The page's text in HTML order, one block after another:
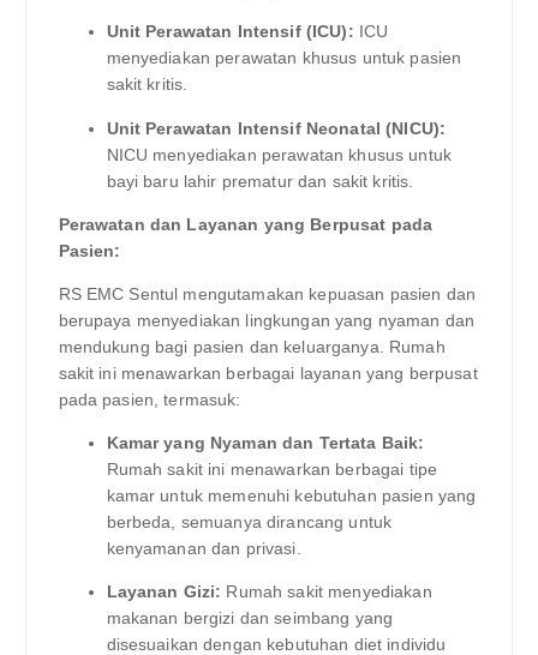
Unit Perawatan Intensif (ICU): ICU
menyediakan perawatan khusus untuk pasien
sakit kritis.
Unit Perawatan Intensif Neonatal (NICU):
NICU menyediakan perawatan khusus untuk
bayi baru lahir prematur dan sakit kritis.
Perawatan dan Layanan yang Berpusat pada
Pasien:
RS EMC Sentul mengutamakan kepuasan pasien dan
berupaya menyediakan lingkungan yang nyaman dan
mendukung bagi pasien dan keluarganya. Rumah
sakit ini menawarkan berbagai layanan yang berpusat
pada pasien, termasuk:
Kamar yang Nyaman dan Tertata Baik:
Rumah sakit ini menawarkan berbagai tipe
kamar untuk memenuhi kebutuhan pasien yang
berbeda, semuanya dirancang untuk
kenyamanan dan privasi.
Layanan Gizi: Rumah sakit menyediakan
makanan bergizi dan seimbang yang
disesuaikan dengan kebutuhan diet individu